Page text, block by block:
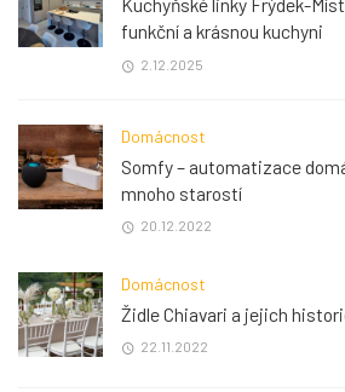
Kuchyňské linky Frýdek-
funkční a krásnou kuchyni
2.12.2025
Domácnost
Somfy – automatizace
mnoho starostí
20.12.2022
Domácnost
Židle Chiavari a jejich
22.11.2022